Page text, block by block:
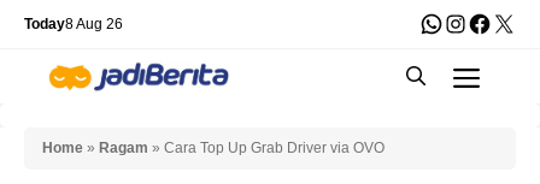
Skip
content
Today8 Aug 26 WhatsApp
X
Home » Ragam » Cara Top Up Grab Driver via OVO